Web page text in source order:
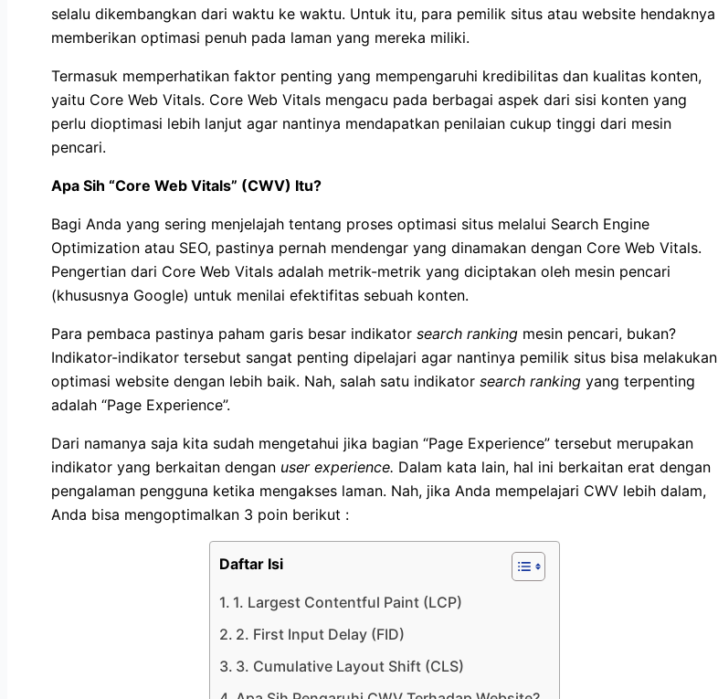
selalu dikembangkan dari waktu ke waktu. Untuk itu, para pemilik situs atau website hendaknya
memberikan optimasi penuh pada laman yang mereka miliki.
Termasuk memperhatikan faktor penting yang mempengaruhi kredibilitas dan kualitas konten,
yaitu Core Web Vitals. Core Web Vitals mengacu pada berbagai aspek dari sisi konten yang
perlu dioptimasi lebih lanjut agar nantinya mendapatkan penilaian cukup tinggi dari mesin
pencari.
Apa Sih “Core Web Vitals” (CWV) Itu?
Bagi Anda yang sering menjelajah tentang proses optimasi situs melalui Search Engine
Optimization atau SEO, pastinya pernah mendengar yang dinamakan dengan Core Web Vitals.
Pengertian dari Core Web Vitals adalah metrik-metrik yang diciptakan oleh mesin pencari
(khususnya Google) untuk menilai efektifitas sebuah konten.
Para pembaca pastinya paham garis besar indikator search ranking mesin pencari, bukan?
Indikator-indikator tersebut sangat penting dipelajari agar nantinya pemilik situs bisa melakukan
optimasi website dengan lebih baik. Nah, salah satu indikator search ranking yang terpenting
adalah “Page Experience”.
Dari namanya saja kita sudah mengetahui jika bagian “Page Experience” tersebut merupakan
indikator yang berkaitan dengan user experience. Dalam kata lain, hal ini berkaitan erat dengan
pengalaman pengguna ketika mengakses laman. Nah, jika Anda mempelajari CWV lebih dalam,
Anda bisa mengoptimalkan 3 poin berikut :
Daftar Isi
1. Largest Contentful Paint (LCP)
2. First Input Delay (FID)
3. Cumulative Layout Shift (CLS)